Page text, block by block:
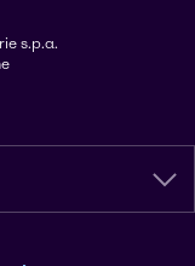
s.p.a.